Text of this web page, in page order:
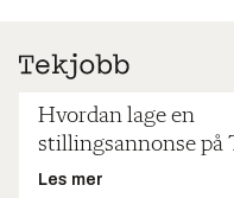
Hvordan lage en
stillingsannonse på
Les mer